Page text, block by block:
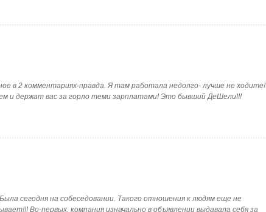
в 2 комментариях-правда. Я там работала недолго- лучше не ходите!
и держат вас за горло теми зарплатами! Это бывший ДеШели!!!
сегодня на собеседовании. Такого отношения к людям еще не
Во-первых, компания изначально в объявлении выдавала себя за